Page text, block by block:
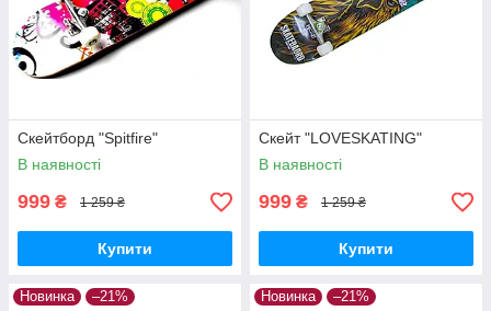
Скейтборд "Spitfire"
В наявності
999 ₴ 1 259 ₴
Купити
Скейт "LOVESKATING"
В наявності
999 ₴ 1 259 ₴
Купити
Новинка –21% Новинка –21%